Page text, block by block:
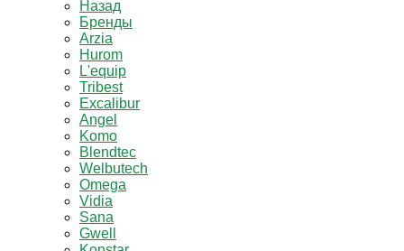
Назад
Бренды
Arzia
Hurom
L'equip
Tribest
Excalibur
Angel
Komo
Blendtec
Welbutech
Omega
Vidia
Sana
Gwell